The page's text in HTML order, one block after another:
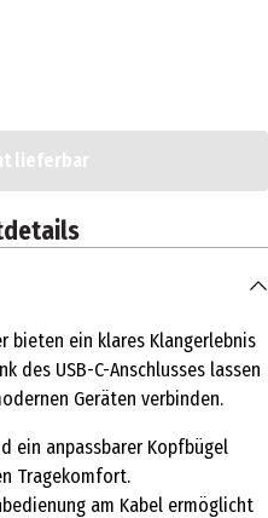
lieferbar
bieten ein klares Klangerlebnis
des USB-C-Anschlusses lassen
Geräten verbinden.
ein anpassbarer Kopfbügel
Tragekomfort.
am Kabel ermöglicht